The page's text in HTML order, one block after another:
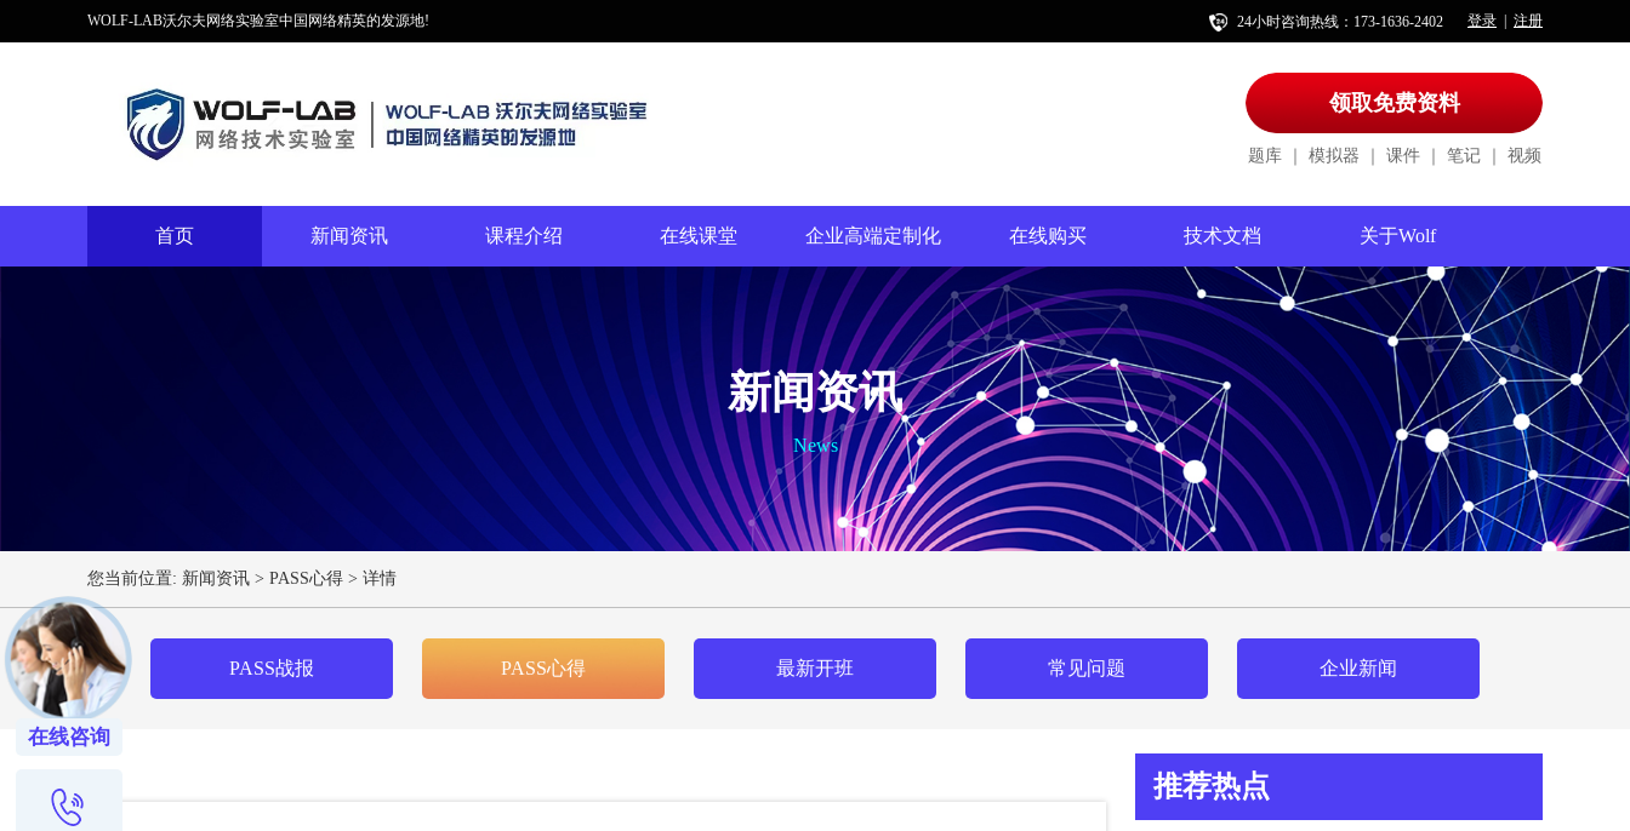
WOLF-LAB沃尔夫网络实验室中国网络精英的发源地! 登录 注册
24小时咨询热线：173-1636-2402
领取免费资料
题库 模拟器 课件 笔记 视频
首页 新闻资讯 课程介绍 在线课堂 企业高端定制化 在线购买 技术文档 关于Wolf
新闻资讯
News
您当前位置: 新闻资讯 > PASS心得 > 详情
PASS战报 PASS心得 最新开班 常见问题 企业新闻
推荐热点
在线咨询